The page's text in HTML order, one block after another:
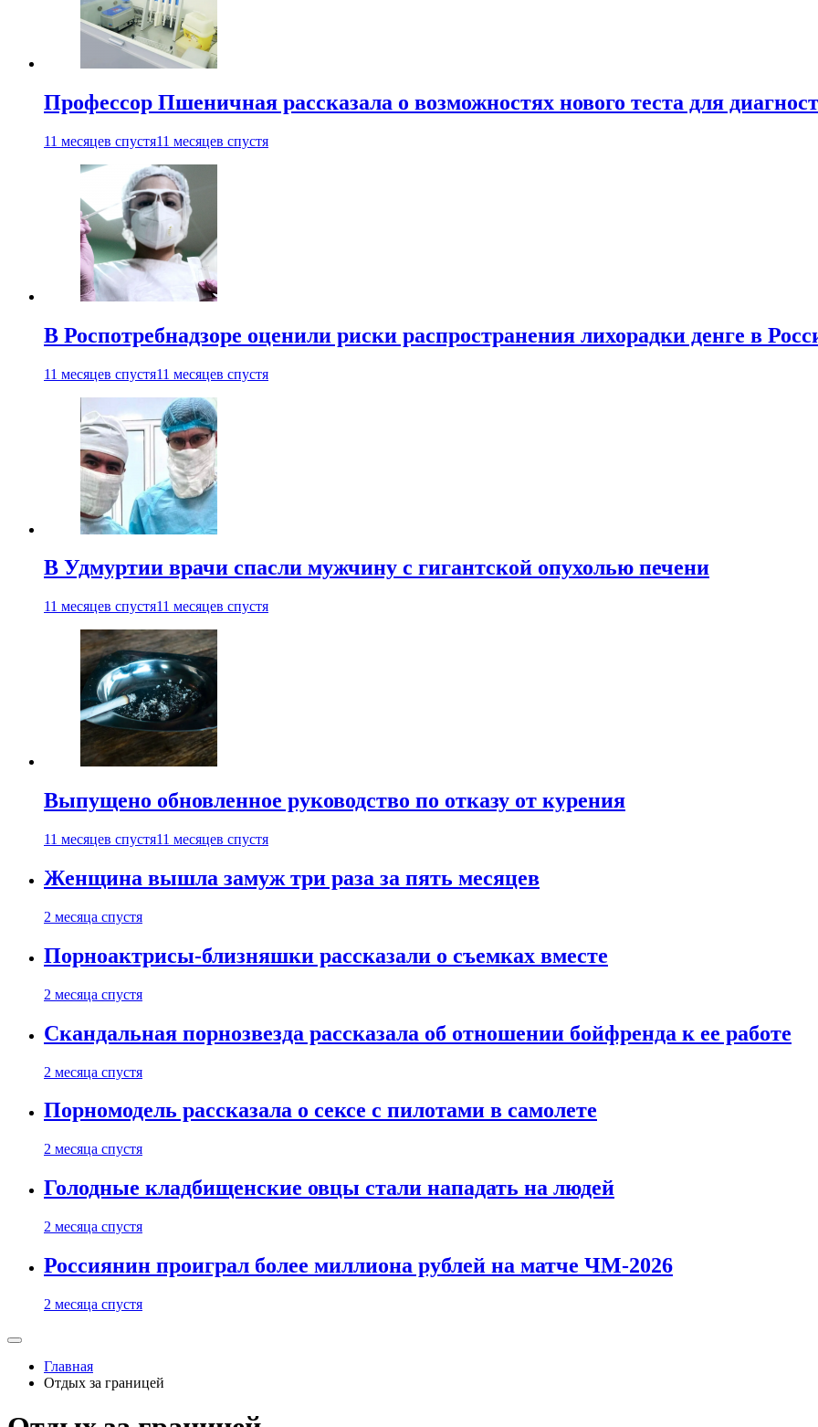
Профессор Пшеничная рассказала о возможностях нового теста для
11 месяцев спустя11 месяцев спустя
В Роспотребнадзоре оценили риски распространения лихорадки денге в
11 месяцев спустя11 месяцев спустя
В Удмуртии врачи спасли мужчину с гигантской опухолью печени
11 месяцев спустя11 месяцев спустя
Выпущено обновленное руководство по отказу от курения
11 месяцев спустя11 месяцев спустя
Женщина вышла замуж три раза за пять месяцев
2 месяца спустя
Порноактрисы-близняшки рассказали о съемках вместе
2 месяца спустя
Скандальная порнозвезда рассказала об отношении бойфренда к ее работе
2 месяца спустя
Порномодель рассказала о сексе с пилотами в самолете
2 месяца спустя
Голодные кладбищенские овцы стали нападать на людей
2 месяца спустя
Россиянин проиграл более миллиона рублей на матче ЧМ-2026
2 месяца спустя
Главная
Отдых за границей